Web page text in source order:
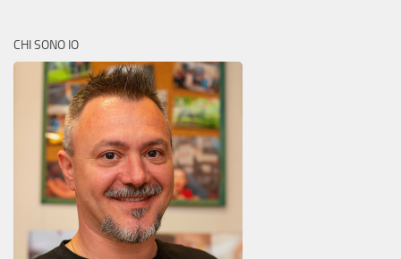
CHI SONO IO